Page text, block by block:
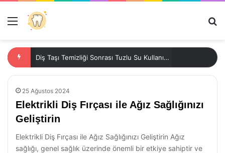
Menü
Diş Taşı Temizliği Sonrası Tuzlu Su Kullanımının Önemi
25 Ağustos 2024
Elektrikli Diş Fırçası ile Ağız Sağlığınızı
Geliştirin
Elektrikli Diş Fırçası ile Ağız Sağlığınızı Geliştirin Ağız
sağlığı, genel sağlık üzerinde önemli bir etkiye sahiptir ve